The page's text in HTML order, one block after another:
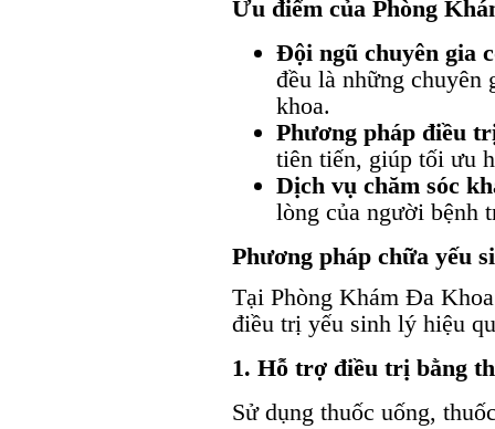
Ưu điểm của Phòng
Đội ngũ chuyên gia
đều là những chuyên
khoa.
Phương pháp điều
tiên tiến, giúp tối ưu
Dịch vụ chăm sóc
lòng của người bệnh
Phương pháp chữa yếu
Tại Phòng Khám Đa
điều trị yếu sinh lý hiệu
1. Hỗ trợ điều trị bằng
Sử dụng thuốc uống,